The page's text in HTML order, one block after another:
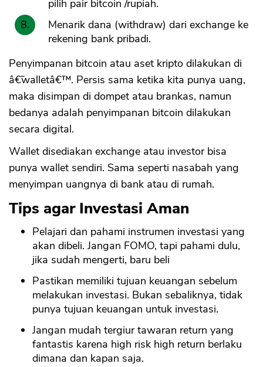
pilih pair bitcoin /rupiah.
Menarik dana (withdraw) dari exchange ke
rekening bank pribadi.
Penyimpanan bitcoin atau aset kripto dilakukan di
â€˜walletâ€™. Persis sama ketika kita punya uang,
maka disimpan di dompet atau brankas, namun
bedanya adalah penyimpanan bitcoin dilakukan
secara digital.
Wallet disediakan exchange atau investor bisa
punya wallet sendiri. Sama seperti nasabah yang
menyimpan uangnya di bank atau di rumah.
Tips agar Investasi Aman
Pelajari dan pahami instrumen investasi yang
akan dibeli. Jangan FOMO, tapi pahami dulu,
jika sudah mengerti, baru beli
Pastikan memiliki tujuan keuangan sebelum
melakukan investasi. Bukan sebaliknya, tidak
punya tujuan keuangan untuk investasi.
Jangan mudah tergiur tawaran return yang
fantastis karena high risk high return berlaku
dimana dan kapan saja.